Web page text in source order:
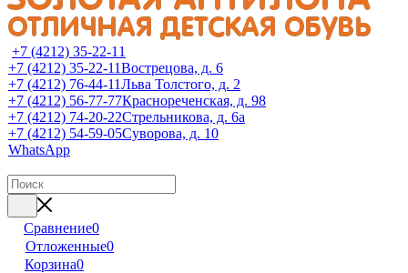
+7 (4212) 35-22-11
+7 (4212) 35-22-11Вострецова, д. 6
+7 (4212) 76-44-11Льва Толстого, д. 2
+7 (4212) 56-77-77Краснореченская, д. 98
+7 (4212) 74-20-22Стрельникова, д. 6а
+7 (4212) 54-59-05Суворова, д. 10
WhatsApp
Сравнение0
Отложенные0
Корзина0